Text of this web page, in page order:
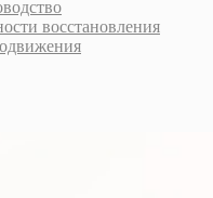
восстановления